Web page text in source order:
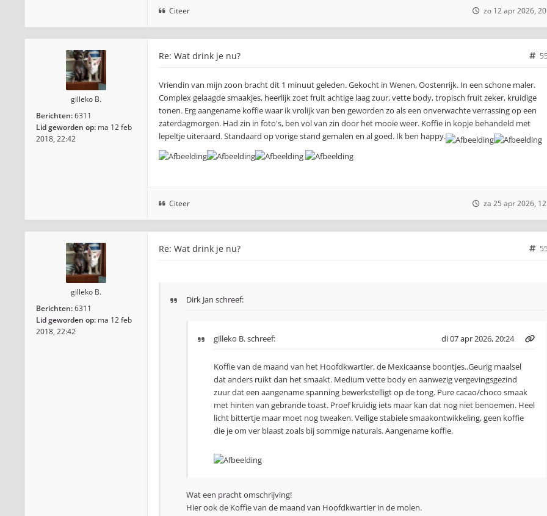
Citeer zo 12 apr 2026,
gilleko B.
Berichten:6311
Lid geworden op: ma 12 feb
2018, 22:42
Re: Wat drink je nu?
Vriendin van mijn zoon bracht dit 1 minuut geleden. Gekocht in Wenen, Oostenrijk. In een schone maler.
Complex gelaagde smaakjes, heerlijk zoet fruit achtige laag zuur, vette body, tropisch fruit zeker, kruidige
tonen. Erg aangename koffie waar ik vrolijk van ben geworden zo als een onverwachte verrassing op een
zaterdagmorgen. Had zin in foto's, ben vol van zin door het mooie weer. Koffie in kopje behandeld met
lepeltje uiteraard. Standaard op vorige stand gemalen en al goed. Ik ben happy.
Citeer za 25 apr 2026,
gilleko B.
Berichten:6311
Lid geworden op: ma 12 feb
2018, 22:42
Re: Wat drink je nu?
Dirk Jan schreef:
gilleko B.schreef: di 07 apr 2026, 20:24
Koffie van de maand van het Hoofdkwartier, de Mexicaanse boontjes..Geurig maalsel
dat anders ruikt dan het smaakt. Medium vette body en aanwezig vergevingsgezind
zuur dat een aangename spanning bewerkstelligt op de tong. Pure cacao/choco smaak
met hinten van gebrande toast. Proef kruidig iets maar kan dat nog niet benoemen. Heel
licht bittertje maar moet nog tweaken. Veilige stabiele smaakontwikkeling, geen koffie
die je om ver blaast zoals bij sommige naturals. Aangename koffie.
Wat een pracht omschrijving!
Hier ook de Koffie van de maand van Hoofdkwartier in de molen.